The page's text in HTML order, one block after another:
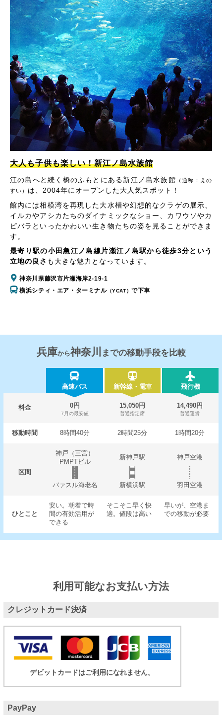
大人も子供も楽しい！新江ノ島水族館
江の島へと続く橋のふもとにある新江ノ島水族館 （通称：えの
すい） は、2004年にオープンした大人気スポット！
館内には相模湾を再現した大水槽や幻想的なクラゲの展示、
イルカやアシカたちのダイナミックなショー、カワウソやカ
ピバラといったかわいい生き物たちの姿を見ることができま
す。
最寄り駅の小田急江ノ島線片瀬江ノ島駅から徒歩3分という
立地の良さ も大きな魅力となっています。
神奈川県藤沢市片瀬海岸2-19-1
横浜シティ・エア・ターミナル（YCAT）で下車
兵庫から神奈川 までの移動手段を比較
高速バス 新幹線・電車 飛行機
料金 0円
7月の最安値
15,050円
普通指定席
14,490円
普通運賃
移動時間 8時間40分 2時間25分 1時間20分
区間
神戸（三宮）
PMPTビル
新神戸駅 神戸空港
バァスル海老名 新横浜駅 羽田空港
ひとこと
安い。朝着で時
間の有効活用が
できる
そこそこ早く快
適。値段は高い
早いが、空港ま
での移動が必要
利用可能なお支払い方法
クレジットカード決済
デビットカードはご利用になれません。
PayPay